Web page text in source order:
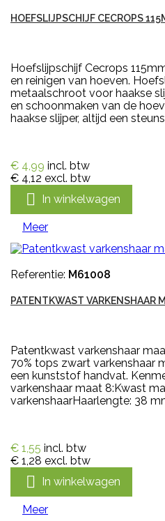
HOEFSLIJPSCHIJF CECROPS
Hoefslijpschijf Cecrops
en reinigen van hoeven.
metaalschroot voor haakse
en schoonmaken van de
haakse slijper, altijd een
€ 4,99 incl. btw
€ 4,12 excl. btw
 In winkelwagen
Meer
Referentie: M61008
PATENTKWAST VARKENSHAAR
Patentkwast varkenshaar
70% tops zwart varkenshaar
een kunststof handvat.
varkenshaar maat 8:Kwast
varkenshaarHaarlengte: 38
€ 1,55 incl. btw
€ 1,28 excl. btw
 In winkelwagen
Meer